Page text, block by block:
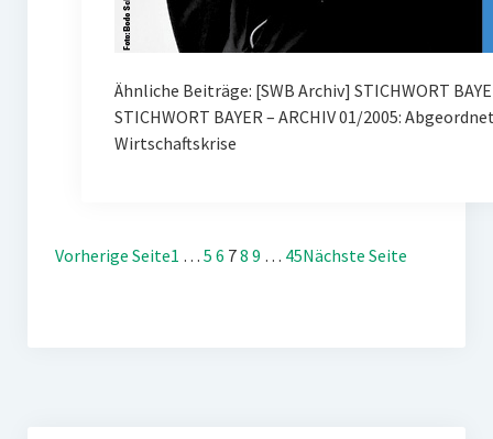
Ähnliche Beiträge: [SWB Archiv] STICHWORT
STICHWORT BAYER – ARCHIV 01/2005:
Wirtschaftskrise
Vorherige Seite1 … 5 6 78 9 … 45Nächste Seite